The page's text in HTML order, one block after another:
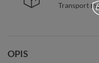
Transport
OPIS